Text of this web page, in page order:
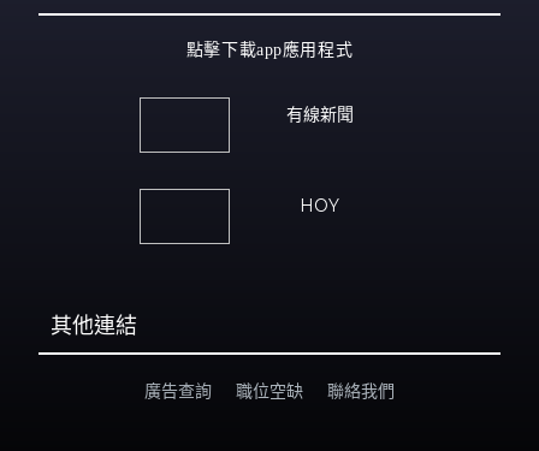
點擊下載app應用程式
有線新聞
HOY
其他連結
廣告查詢 職位空缺 聯絡我們